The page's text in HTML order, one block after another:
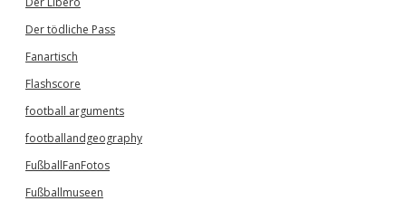
Der tödliche Pass
Fanartisch
Flashscore
football arguments
footballandgeography
FußballFanFotos
Fußballmuseen